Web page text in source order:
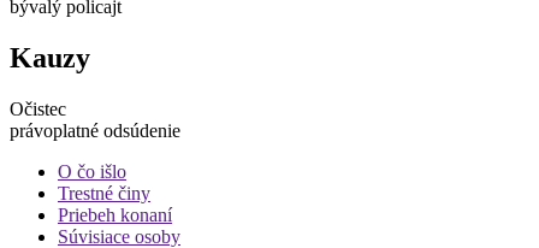
bývalý policajt
Kauzy
Očistec
právoplatné odsúdenie
O čo išlo
Trestné činy
Priebeh konaní
Súvisiace osoby